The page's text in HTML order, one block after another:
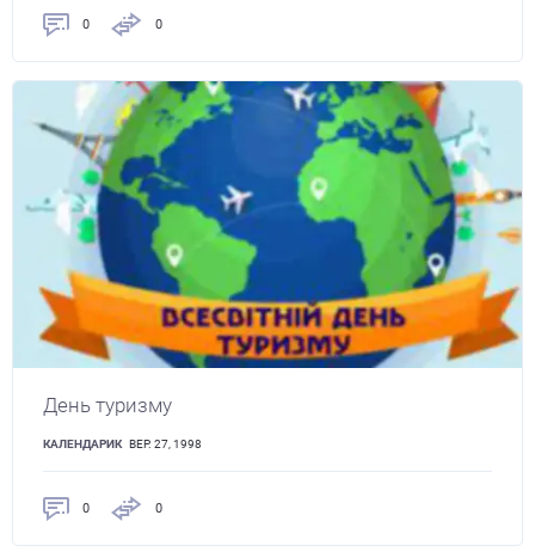
0 0
День туризму
КАЛЕНДАРИК ВЕР. 27, 1998
0 0